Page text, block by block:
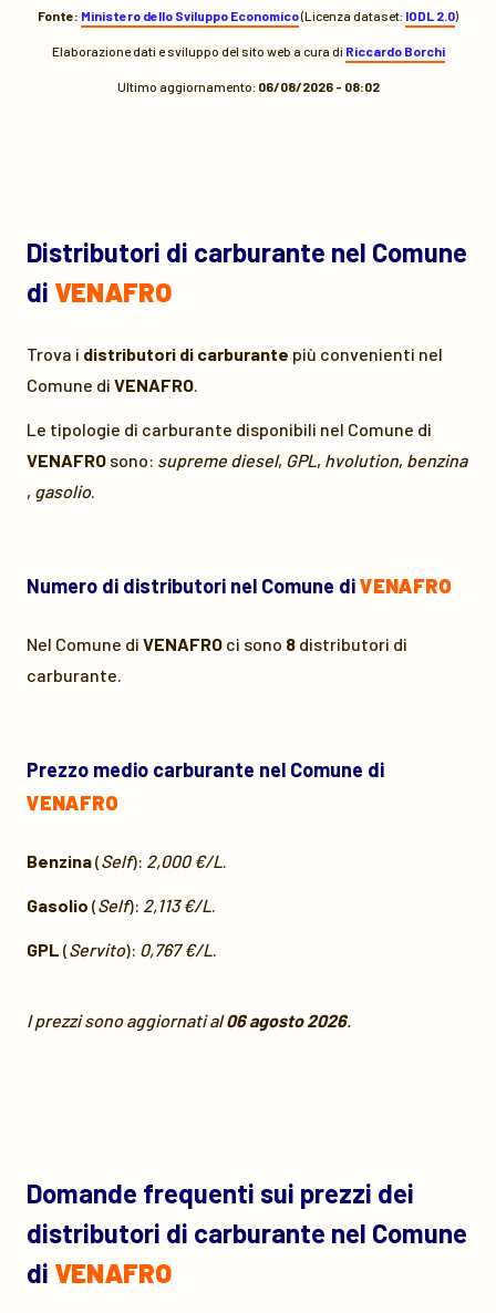
Fonte: Ministero dello Sviluppo Economico(Licenza dataset: IODL 2.0)
Elaborazione dati e sviluppo del sito web a cura di Riccardo Borchi
Ultimo aggiornamento: 06/08/2026 - 08:02
Distributori di carburante nel Comune
di VENAFRO
Trova i distributori di carburante più convenienti nel
Comune di VENAFRO.
Le tipologie di carburante disponibili nel Comune di
VENAFRO sono: supreme diesel, GPL, hvolution, benzina
, gasolio.
Numero di distributori nel Comune diVENAFRO
Nel Comune di VENAFRO ci sono 8 distributori di
carburante.
Prezzo medio carburante nel Comune di
VENAFRO
Benzina(Self): 2,000 €/L.
Gasolio (Self): 2,113 €/L.
GPL (Servito): 0,767 €/L.
I prezzi sono aggiornati al06 agosto 2026.
Domande frequenti sui prezzi dei
distributori di carburante nel Comune
di VENAFRO